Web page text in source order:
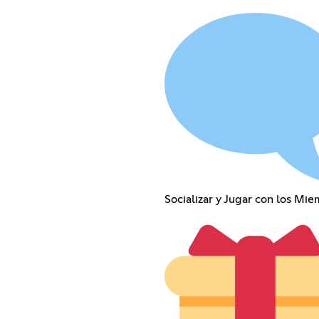
Socializar y Jugar con los